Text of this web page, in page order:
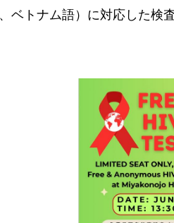
トナム語）に対応した検査